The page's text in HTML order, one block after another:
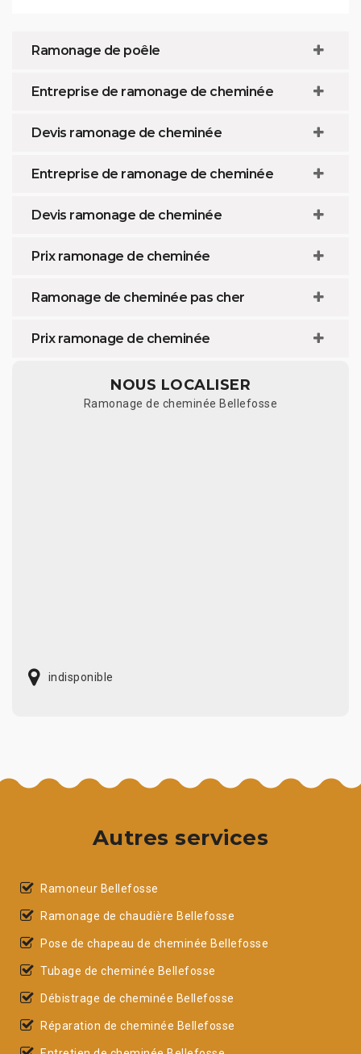
Ramonage de poêle
Entreprise de ramonage de cheminée
Devis ramonage de cheminée
Entreprise de ramonage de cheminée
Devis ramonage de cheminée
Prix ramonage de cheminée
Ramonage de cheminée pas cher
Prix ramonage de cheminée
NOUS LOCALISER
Ramonage de cheminée Bellefosse
indisponible
Autres services
Ramoneur Bellefosse
Ramonage de chaudière Bellefosse
Pose de chapeau de cheminée Bellefosse
Tubage de cheminée Bellefosse
Débistrage de cheminée Bellefosse
Réparation de cheminée Bellefosse